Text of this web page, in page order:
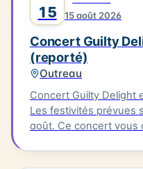
15 15 août 2026
Concert Guilty
(reporté)
Outreau
Concert Guilty Delight
Les festivités prévues
août. Ce concert vous attend à Outreau ce samedi